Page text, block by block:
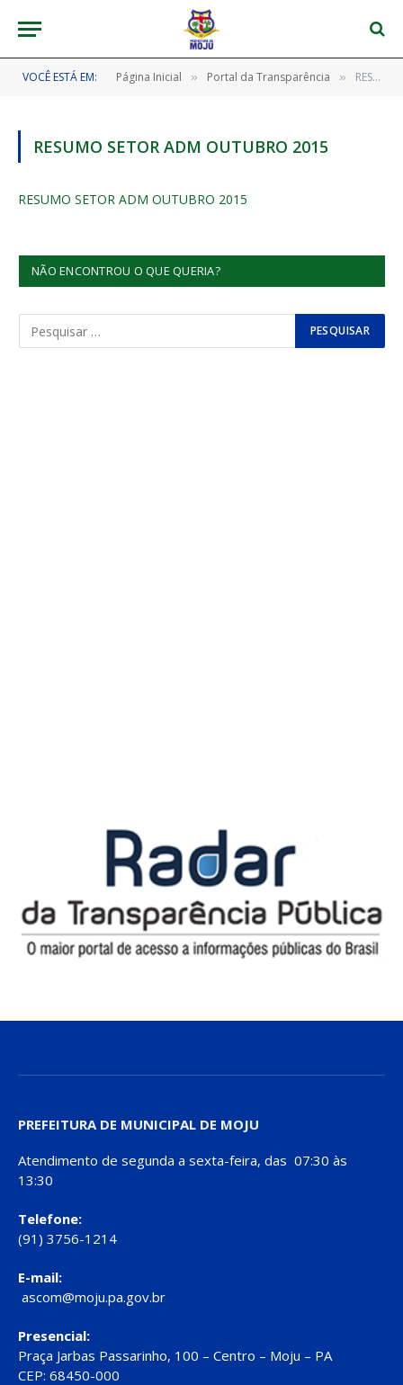
VOCÊ ESTÁ EM: Página Inicial » Portal da Transparência » RESUMO SETOR ADM OUTUBRO 2015
RESUMO SETOR ADM OUTUBRO 2015
RESUMO SETOR ADM OUTUBRO 2015
NÃO ENCONTROU O QUE QUERIA?
PREFEITURA DE MUNICIPAL DE MOJU
Atendimento de segunda a sexta-feira, das 07:30 às
13:30
Telefone:
(91) 3756-1214
E-mail:
ascom@moju.pa.gov.br
Presencial:
Praça Jarbas Passarinho, 100 – Centro – Moju – PA
CEP: 68450-000